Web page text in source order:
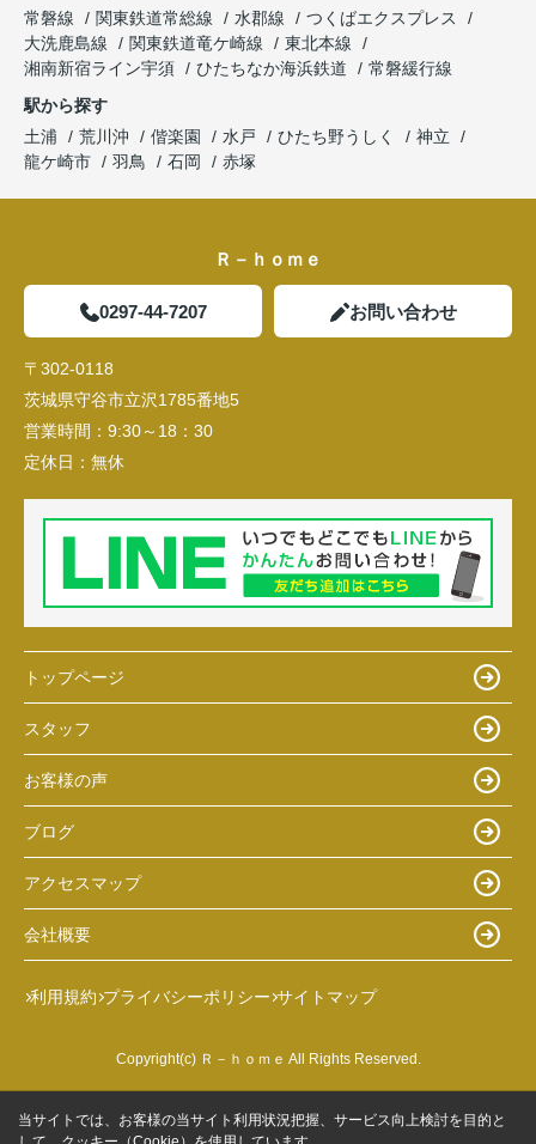
常磐線
関東鉄道常総線 水郡線
つくばエクスプレス
大洗鹿島線
関東鉄道竜ケ崎線
東北本線
湘南新宿ライン宇須
ひたちなか海浜鉄道
常磐緩行線
駅から探す
土浦
荒川沖 偕楽園 水戸 ひたち野うしく
神立
龍ケ崎市
羽鳥 石岡 赤塚
Ｒ－ｈｏｍｅ
0297-44-7207 お問い合わせ
〒302-0118
茨城県守谷市立沢1785番地5
営業時間： 9:30～18：30
定休日： 無休
トップページ
スタッフ
お客様の声
ブログ
アクセスマップ
会社概要
利用規約 プライバシーポリシー サイトマップ
Copyright(c) Ｒ－ｈｏｍｅ All Rights Reserved.
当サイトでは、お客様の当サイト利用状況把握、サービス向上検討を目的と